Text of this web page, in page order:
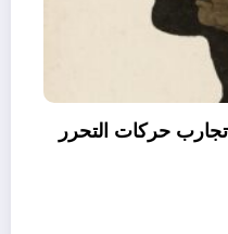
حتى في تجارب حركات